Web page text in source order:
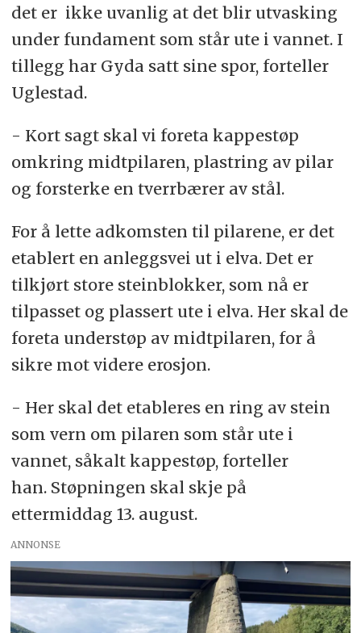
det er ikke uvanlig at det blir utvasking
under fundament som står ute i vannet. I
tillegg har Gyda satt sine spor, forteller
Uglestad.
- Kort sagt skal vi foreta kappestøp
omkring midtpilaren, plastring av pilar
og forsterke en tverrbærer av stål.
For å lette adkomsten til pilarene, er det
etablert en anleggsvei ut i elva. Det er
tilkjørt store steinblokker, som nå er
tilpasset og plassert ute i elva. Her skal de
foreta understøp av midtpilaren, for å
sikre mot videre erosjon.
- Her skal det etableres en ring av stein
som vern om pilaren som står ute i
vannet, såkalt kappestøp, forteller
han. Støpningen skal skje på
ettermiddag 13. august.
ANNONSE